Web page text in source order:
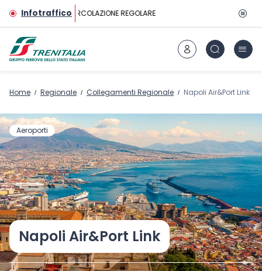
Vai al contenuto principale
InfotrafficoCIRCOLAZIONE REGOLARE
Home Regionale Collegamenti Regionale Napoli Air&Port Link
Aeroporti
Napoli Air&Port Link